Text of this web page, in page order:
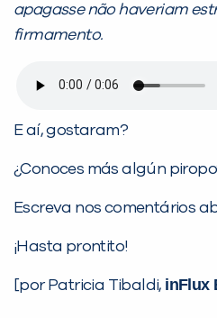
apagasse não haveriam
firmamento.
E aí, gostaram?
¿Conoces más algún
Escreva nos comentários
¡Hasta prontito!
[por Patricia Tibaldi, inFlux